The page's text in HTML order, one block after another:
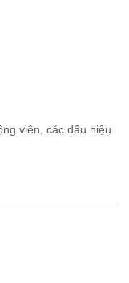
viên, các dấu hiệu